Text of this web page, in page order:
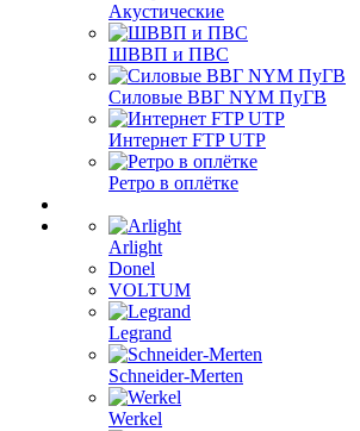
Акустические
ШВВП и ПВС
Силовые ВВГ NYM ПуГВ
Интернет FTP UTP
Ретро в оплётке
Arlight
Donel
VOLTUM
Legrand
Schneider-Merten
Werkel